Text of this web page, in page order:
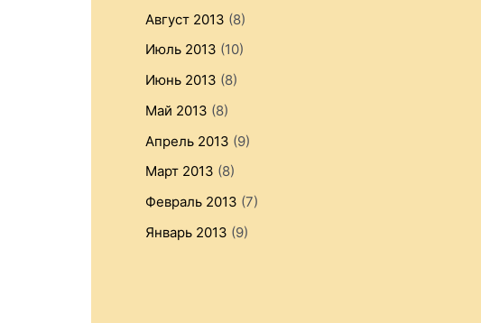
Август 2013 (8)
Июль 2013 (10)
Июнь 2013 (8)
Май 2013 (8)
Апрель 2013 (9)
Март 2013 (8)
Февраль 2013 (7)
Январь 2013 (9)